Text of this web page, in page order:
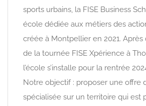
sports urbains, la FISE Business
école dédiée aux métiers des
créée à Montpellier en 2021.
de la tournée FISE Xpérience à
l’école s’installe pour la rentrée
Notre objectif : proposer une offre
spécialisée sur un territoire qui est